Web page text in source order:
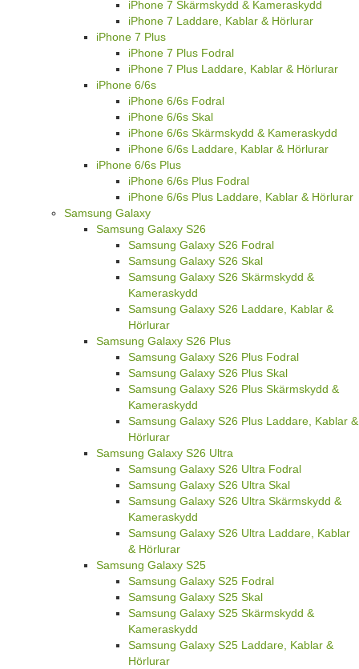
iPhone 7 Skärmskydd & Kameraskydd
iPhone 7 Laddare, Kablar & Hörlurar
iPhone 7 Plus
iPhone 7 Plus Fodral
iPhone 7 Plus Laddare, Kablar & Hörlurar
iPhone 6/6s
iPhone 6/6s Fodral
iPhone 6/6s Skal
iPhone 6/6s Skärmskydd & Kameraskydd
iPhone 6/6s Laddare, Kablar & Hörlurar
iPhone 6/6s Plus
iPhone 6/6s Plus Fodral
iPhone 6/6s Plus Laddare, Kablar & Hörlurar
Samsung Galaxy
Samsung Galaxy S26
Samsung Galaxy S26 Fodral
Samsung Galaxy S26 Skal
Samsung Galaxy S26 Skärmskydd &
Kameraskydd
Samsung Galaxy S26 Laddare, Kablar &
Hörlurar
Samsung Galaxy S26 Plus
Samsung Galaxy S26 Plus Fodral
Samsung Galaxy S26 Plus Skal
Samsung Galaxy S26 Plus Skärmskydd &
Kameraskydd
Samsung Galaxy S26 Plus Laddare, Kablar &
Hörlurar
Samsung Galaxy S26 Ultra
Samsung Galaxy S26 Ultra Fodral
Samsung Galaxy S26 Ultra Skal
Samsung Galaxy S26 Ultra Skärmskydd &
Kameraskydd
Samsung Galaxy S26 Ultra Laddare, Kablar
& Hörlurar
Samsung Galaxy S25
Samsung Galaxy S25 Fodral
Samsung Galaxy S25 Skal
Samsung Galaxy S25 Skärmskydd &
Kameraskydd
Samsung Galaxy S25 Laddare, Kablar &
Hörlurar